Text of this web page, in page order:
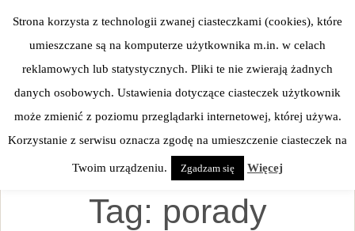
content
Tag: porady
Strona korzysta z technologii zwanej ciasteczkami (cookies), które
umieszczane są na komputerze użytkownika m.in. w celach
reklamowych lub statystycznych. Pliki te nie zwierają żadnych
danych osobowych. Ustawienia dotyczące ciasteczek użytkownik
może zmienić z poziomu przeglądarki internetowej, której używa.
Korzystanie z serwisu oznacza zgodę na umieszczenie ciasteczek na
Twoim urządzeniu. Zgadzam się Więcej